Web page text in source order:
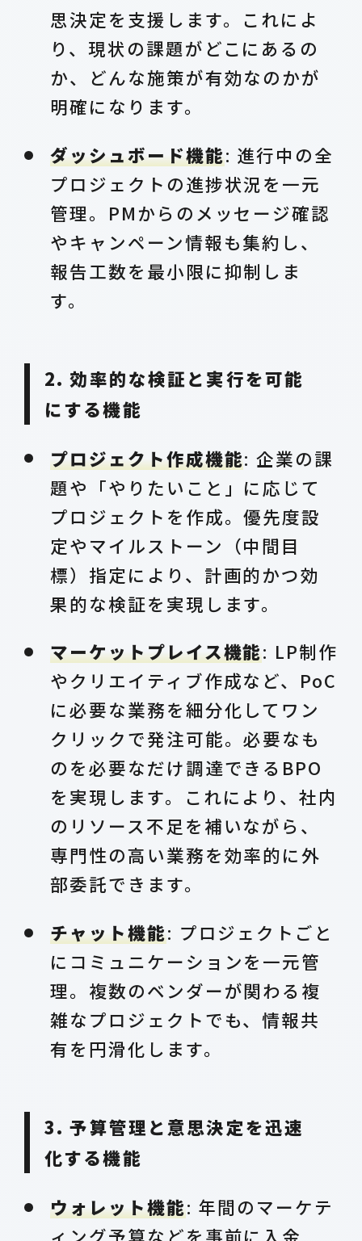
思決定を支援します。これによ
り、現状の課題がどこにあるの
か、どんな施策が有効なのかが
明確になります。
ダッシュボード機能: 進行中の全
プロジェクトの進捗状況を一元
管理。PMからのメッセージ確認
やキャンペーン情報も集約し、
報告工数を最小限に抑制しま
す。
2. 効率的な検証と実行を可能
にする機能
プロジェクト作成機能: 企業の課
題や「やりたいこと」に応じて
プロジェクトを作成。優先度設
定やマイルストーン（中間目
標）指定により、計画的かつ効
果的な検証を実現します。
マーケットプレイス機能: LP制作
やクリエイティブ作成など、PoC
に必要な業務を細分化してワン
クリックで発注可能。必要なも
のを必要なだけ調達できるBPO
を実現します。これにより、社内
のリソース不足を補いながら、
専門性の高い業務を効率的に外
部委託できます。
チャット機能: プロジェクトごと
にコミュニケーションを一元管
理。複数のベンダーが関わる複
雑なプロジェクトでも、情報共
有を円滑化します。
3. 予算管理と意思決定を迅速
化する機能
ウォレット機能: 年間のマーケテ
ィング予算などを事前に入金